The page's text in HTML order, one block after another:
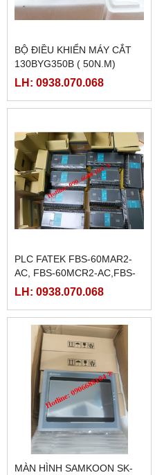
BỘ ĐIỀU KHIỂN MÁY CẮT
130BYG350B ( 50N.M)
LH: 0938.070.068
PLC FATEK FBS-60MAR2-
AC, FBS-60MCR2-AC,FBS-
60MAT2-AC, FBS-60MCT2-
LH: 0938.070.068
MÀN HÌNH SAMKOON SK-